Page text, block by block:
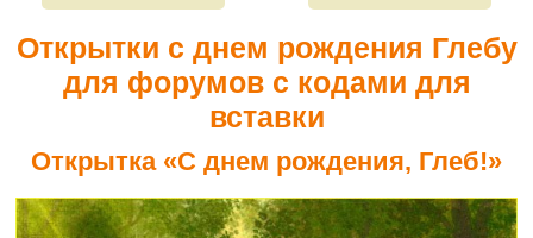
Открытки с днем рождения Глебу
для форумов с кодами для
вставки
Открытка «С днем рождения, Глеб!»